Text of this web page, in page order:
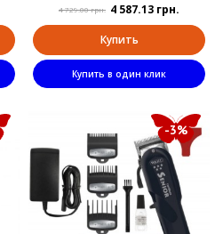
4 729.00 грн. 4 587.13 грн.
Купить
Купить в один клик
-3%